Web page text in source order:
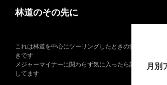
林道のその先に
月別
これは林道を中心にツーリングしたときの覚書
きです
メジャーマイナーに関わらず気に入ったら記録
してます